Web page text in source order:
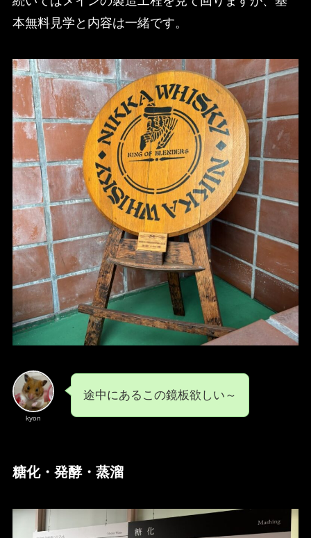
本無料見学と内容は一緒です。
kyon
途中にあるこの鏡板欲しい～
糖化・発酵・蒸溜